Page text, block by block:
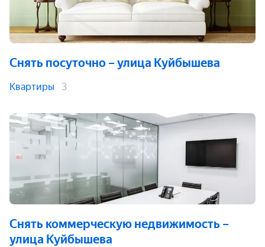
Снять посуточно – улица Куйбышева
Квартиры 3
Снять коммерческую недвижимость –
улица Куйбышева